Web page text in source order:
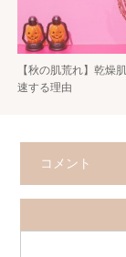
【秋の肌荒れ】乾燥
速する理由
コメント